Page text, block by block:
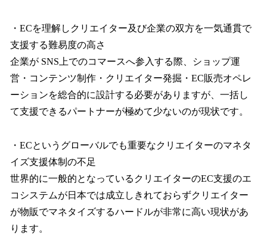
・ECを理解しクリエイター及び企業の双方を一気通貫で
支援する難易度の高さ
企業が SNS上でのコマースへ参入する際、ショップ運
営・コンテンツ制作・クリエイター発掘・EC販売オペレ
ーションを総合的に設計する必要がありますが、一括し
て支援できるパートナーが極めて少ないのが現状です。
・ECというグローバルでも重要なクリエイターのマネタ
イズ支援体制の不足
世界的に一般的となっているクリエイターのEC支援のエ
コシステムが日本では成立しきれておらずクリエイター
が物販でマネタイズするハードルが非常に高い現状があ
ります。